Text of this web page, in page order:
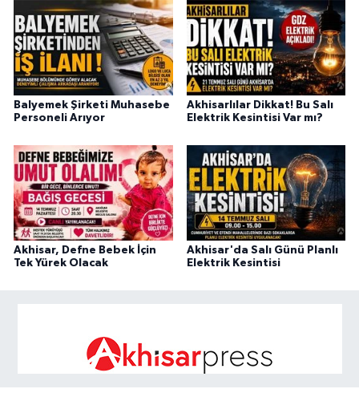
Balyemek Şirketi Muhasebe
Personeli Arıyor
Akhisarlılar Dikkat! Bu Salı
Elektrik Kesintisi Var mı?
Akhisar, Defne Bebek İçin
Tek Yürek Olacak
Akhisar'da Salı Günü Planlı
Elektrik Kesintisi